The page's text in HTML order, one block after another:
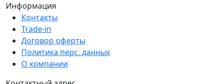
Информация
Контакты
Trade-in
Договор оферты
Политика перс. данных
О компании